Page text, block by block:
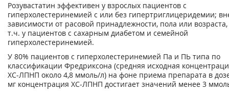
Розувастатин эффективен у взрослых пациентов с
гиперхолестеринемией с или без гипертриглицеридемии;
зависимости от расовой принадлежности, пола или возраста,
т.ч. у пациентов с сахарным диабетом и семейной
гиперхолестеринемией.
У 80% пациентов с гиперхолестеринемией Па и ПЬ типа по
классификации Фредриксона (средняя исходная
ХС-ЛПНП около 4,8 ммоль/л) на фоне приема препарата в
мг концентрация ХС-ЛПНП достигает значений менее 3